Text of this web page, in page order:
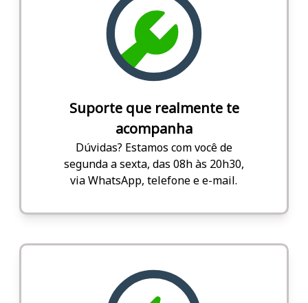
Suporte que realmente te
acompanha
Dúvidas? Estamos com você de
segunda a sexta, das 08h às 20h30,
via WhatsApp, telefone e e-mail.